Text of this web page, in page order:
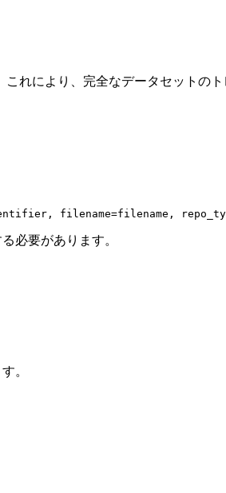
これにより、完全なデータセットの
filename=filename,
必要があります。
。